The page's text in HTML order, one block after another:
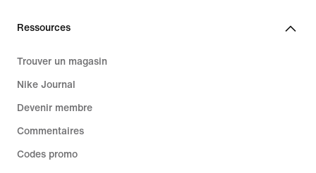
Ressources
Trouver un magasin
Nike Journal
Devenir membre
Commentaires
Codes promo